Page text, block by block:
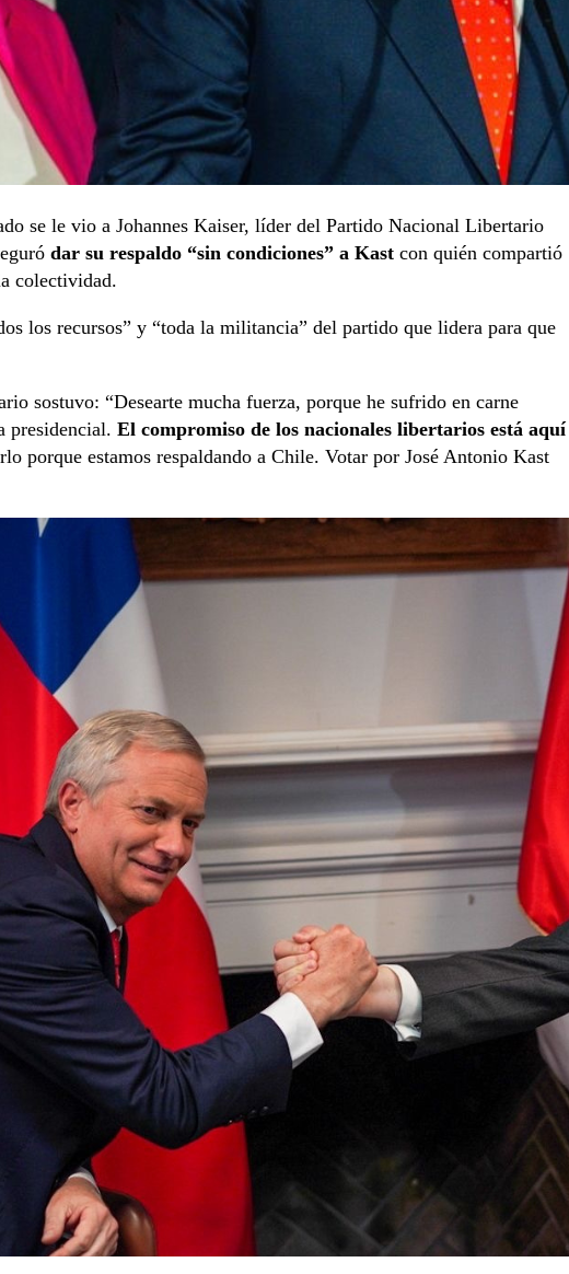
se le vio a Johannes Kaiser, líder del Partido Nacional Libertario
dar su respaldo “sin condiciones” a Kast con quién compartió
colectividad.
los recursos” y “toda la militancia” del partido que lidera para que
sostuvo: “Desearte mucha fuerza, porque he sufrido en carne
presidencial. El compromiso de los nacionales libertarios está aquí
porque estamos respaldando a Chile. Votar por José Antonio Kast